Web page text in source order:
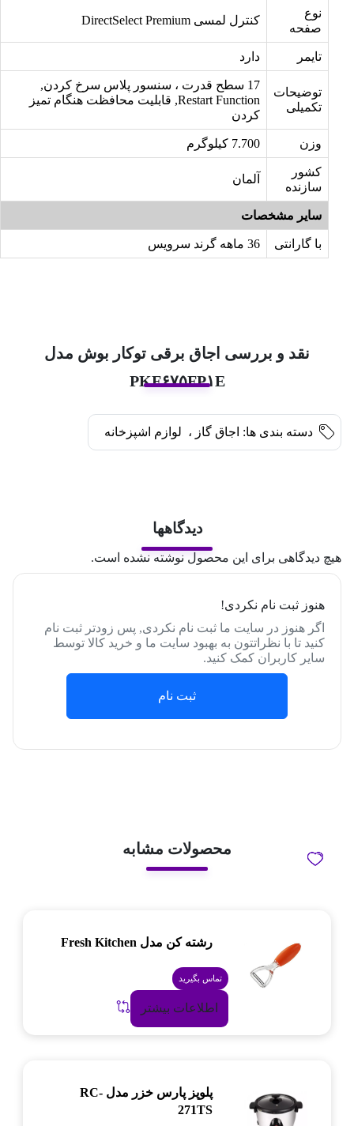
نوع
صفحه
کنترل لمسی DirectSelect Premium
تایمر دارد
توضیحات
تکمیلی
17 سطح قدرت ، سنسور پلاس سرخ کردن,
Restart Function, قابلیت محافظت هنگام تمیز
کردن
وزن 7.700 کیلوگرم
کشور
سازنده
آلمان
سایر مشخصات
با گارانتی 36 ماهه گرند سرویس
نقد و بررسی اجاق برقی توکار بوش مدل
PKF۶۷۵FP۱E
دسته بندی ها: اجاق گاز لوازم اشپزخانه
دیدگاهها
هیچ دیدگاهی برای این محصول نوشته نشده است.
هنوز ثبت نام نکردی!
اگر هنوز در سایت ما ثبت نام نکردی, پس زودتر ثبت نام
کنید تا با نظراتتون به بهبود سایت ما و خرید کالا توسط
سایر کاربران کمک کنید.
ثبت نام
محصولات مشابه
رشته کن مدل Fresh Kitchen
تماس بگیرید
اطلاعات بیشتر
پلوپز پارس خزر مدل RC-
271TS